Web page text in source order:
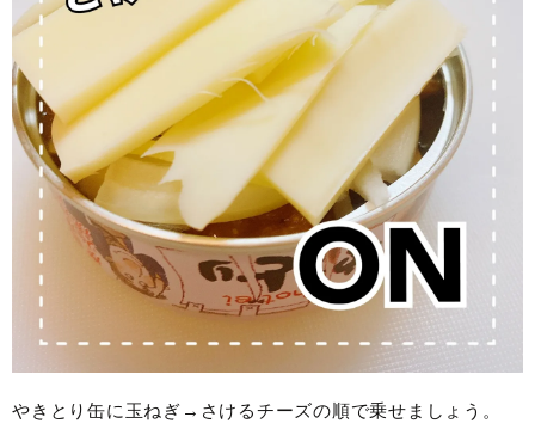
やきとり缶に玉ねぎ→さけるチーズの順で乗せましょう。